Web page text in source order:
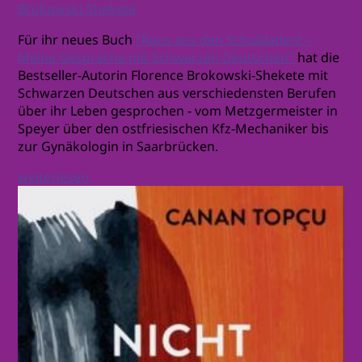
Brokowski-Shekete
Für ihr neues Buch "Raus aus den Schubladen! –
Meine Gespräche mit Schwarzen Deutschen" hat die
Bestseller-Autorin Florence Brokowski-Shekete mit
Schwarzen Deutschen aus verschiedensten Berufen
über ihr Leben gesprochen - vom Metzgermeister in
Speyer über den ostfriesischen Kfz-Mechaniker bis
zur Gynäkologin in Saarbrücken.
weiterlesen